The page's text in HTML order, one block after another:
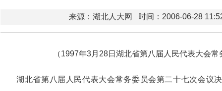
来源：湖北人大网 时间：2006-06-28
（1997年3月28日湖北省第八届人民代表大会
湖北省第八届人民代表大会常务委员会第二十七次会议